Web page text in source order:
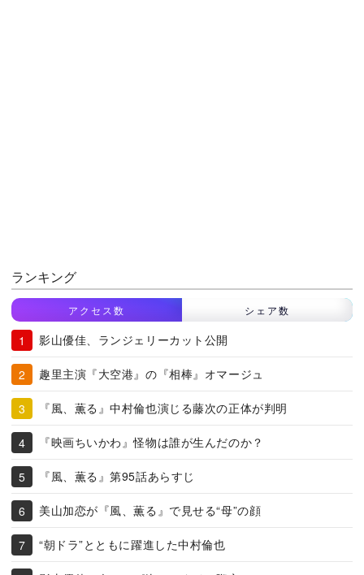
ランキング
アクセス数 シェア数
影山優佳、ランジェリーカット公開
趣里主演『大空港』の『相棒』オマージュ
『風、薫る』中村倫也演じる藤次の正体が判明
『映画ちいかわ』怪物は誰が生んだのか？
『風、薫る』第95話あらすじ
美山加恋が『風、薫る』で見せる“母”の顔
“朝ドラ”とともに躍進した中村倫也